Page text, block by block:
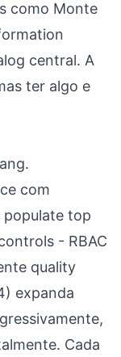
como Monte
central. A
ter algo e
com
populate top
- RBAC
quality
expanda
Cada